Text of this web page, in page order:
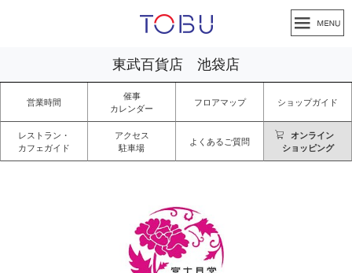
東武百貨店 池袋店
営業時間
催事
カレンダー
フロアマップ ショップガイド
レストラン・
カフェガイド
アクセス
駐車場
よくあるご質問
オンライン
ショッピング